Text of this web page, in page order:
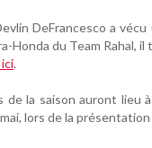
DeFrancesco a
Honda du Team Rahal,
.
de la saison auront lieu
lors de la